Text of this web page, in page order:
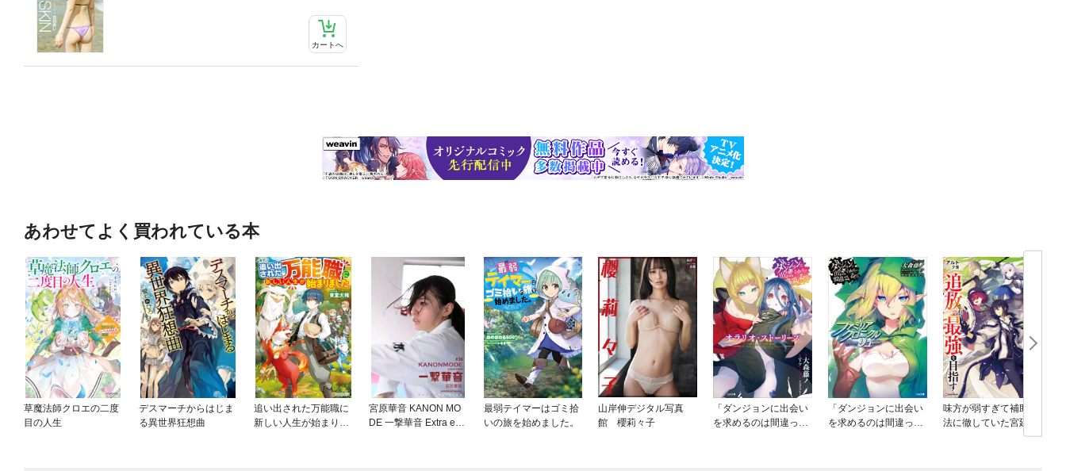
カートへ
あわせてよく買われている本
草魔法師クロエの二度
目の人生
デスマーチからはじま
る異世界狂想曲
追い出された万能職に
新しい人生が始まりま
宮原華音 KANON MO
DE 一撃華音 Extra edit
最弱テイマーはゴミ拾
いの旅を始めました。
山岸伸デジタル写真
館 櫻莉々子
「ダンジョンに出会い
を求めるのは間違って
「ダンジョンに出会い
を求めるのは間違って
味方が弱すぎて補助魔
法に徹していた宮廷魔
法師、追放されて最強